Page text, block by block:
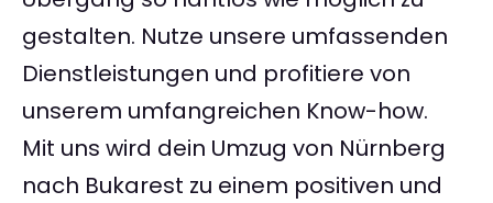
gestalten. Nutze unsere umfassenden
Dienstleistungen und profitiere von
unserem umfangreichen Know-how.
Mit uns wird dein Umzug von Nürnberg
nach Bukarest zu einem positiven und